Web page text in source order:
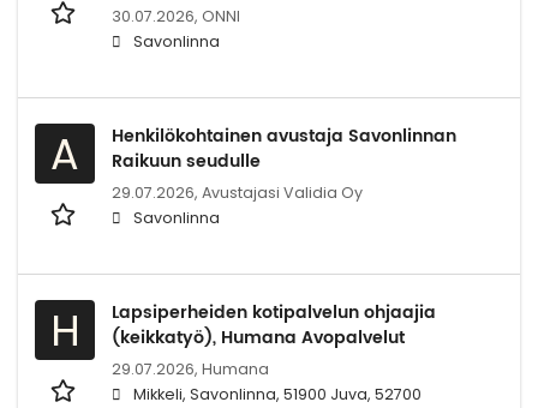
30.07.2026, ONNI
Savonlinna
A
Henkilökohtainen avustaja Savonlinnan
Raikuun seudulle
29.07.2026, Avustajasi Validia Oy
Savonlinna
H
Lapsiperheiden kotipalvelun ohjaajia
(keikkatyö), Humana Avopalvelut
29.07.2026, Humana
Mikkeli, Savonlinna, 51900 Juva, 52700